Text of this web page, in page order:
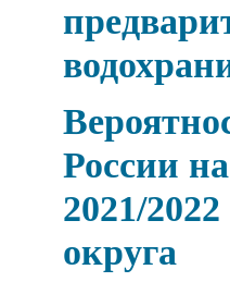
России
2021/
округа